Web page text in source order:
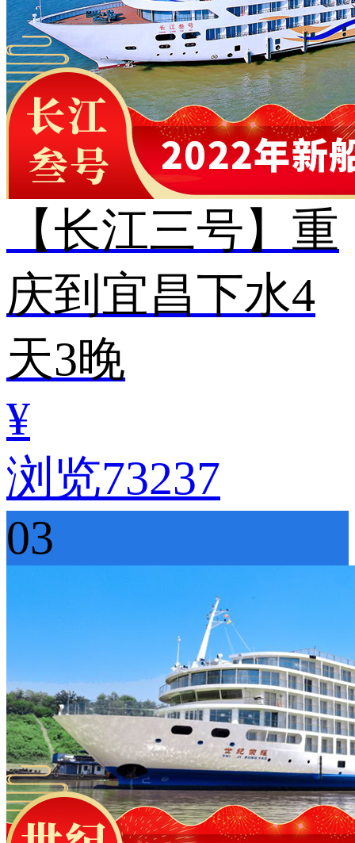
【长江三号】重
庆到宜昌下水4
天3晚
¥
浏览73237
03